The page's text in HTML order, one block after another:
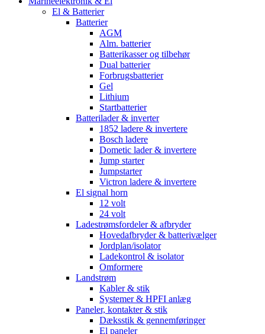
El & Batterier
Batterier
AGM
Alm. batterier
Batterikasser og tilbehør
Dual batterier
Forbrugsbatterier
Gel
Lithium
Startbatterier
Batterilader & inverter
1852 ladere & invertere
Bosch ladere
Dometic lader & invertere
Jump starter
Jumpstarter
Victron ladere & invertere
El signal horn
12 volt
24 volt
Ladestrømsfordeler & afbryder
Hovedafbryder & batterivælger
Jordplan/isolator
Ladekontrol & isolator
Omformere
Landstrøm
Kabler & stik
Systemer & HPFI anlæg
Paneler, kontakter & stik
Dæksstik & gennemføringer
El paneler